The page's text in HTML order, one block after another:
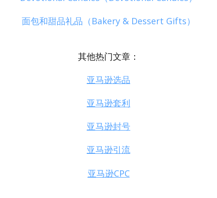
面包和甜品礼品（Bakery & Dessert Gifts）
其他热门文章：
亚马逊选品
亚马逊套利
亚马逊封号
亚马逊引流
亚马逊CPC